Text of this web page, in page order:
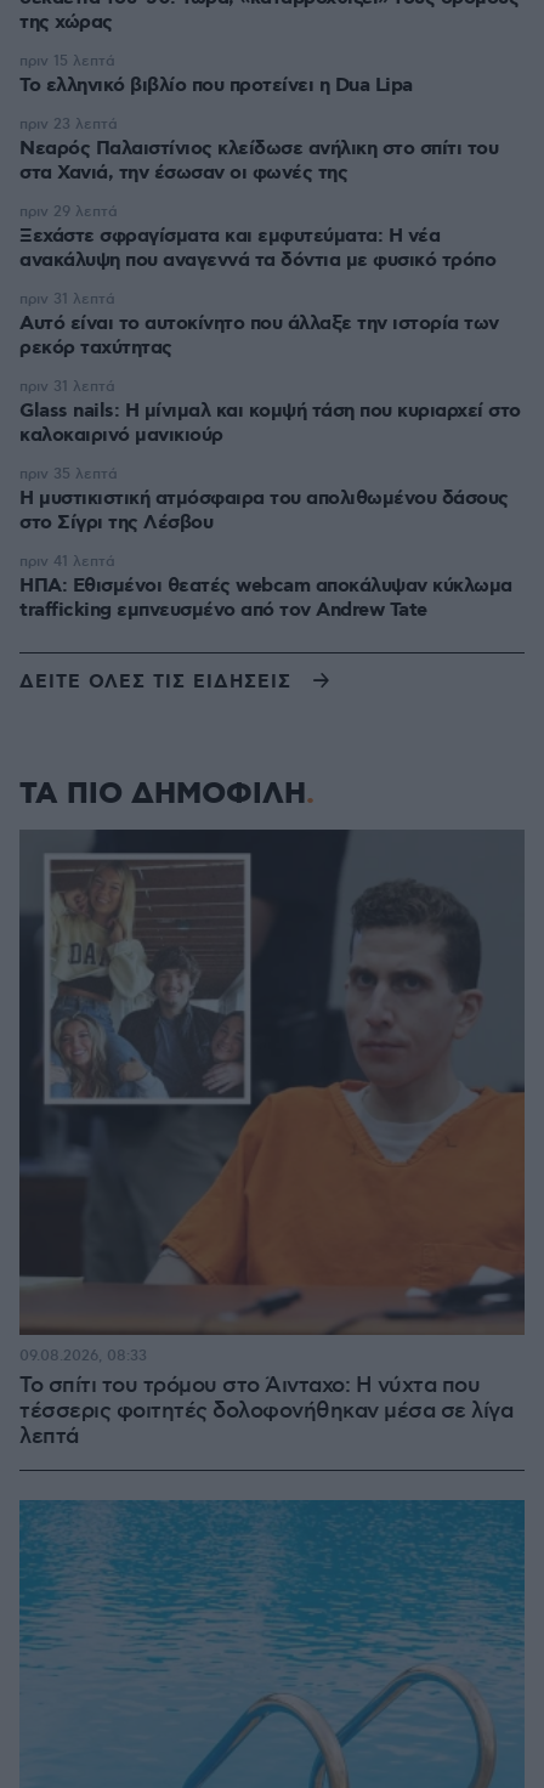
της χώρας
Το ελληνικό βιβλίο που προτείνει η Dua Lipa
πριν 15 λεπτά
Νεαρός Παλαιστίνιος κλείδωσε ανήλικη στο σπίτι του
στα Χανιά, την έσωσαν οι φωνές της
πριν 23 λεπτά
Ξεχάστε σφραγίσματα και εμφυτεύματα: Η νέα
ανακάλυψη που αναγεννά τα δόντια με φυσικό τρόπο
πριν 29 λεπτά
Αυτό είναι το αυτοκίνητο που άλλαξε την ιστορία των
ρεκόρ ταχύτητας
πριν 31 λεπτά
Glass nails: Η μίνιμαλ και κομψή τάση που κυριαρχεί στο
καλοκαιρινό μανικιούρ
πριν 31 λεπτά
Η μυστικιστική ατμόσφαιρα του απολιθωμένου δάσους
στο Σίγρι της Λέσβου
πριν 35 λεπτά
ΗΠΑ: Εθισμένοι θεατές webcam αποκάλυψαν κύκλωμα
trafficking εμπνευσμένο από τον Andrew Tate
πριν 41 λεπτά
ΔΕΙΤΕ ΟΛΕΣ ΤΙΣ ΕΙΔΗΣΕΙΣ
ΤΑ ΠΙΟ ΔΗΜΟΦΙΛΗ
Το σπίτι του τρόμου στο Άινταχο: Η νύχτα που
τέσσερις φοιτητές δολοφονήθηκαν μέσα σε λίγα
λεπτά
09.08.2026, 08:33